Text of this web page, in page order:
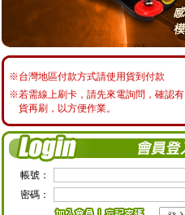
※台灣地區付款方式請使用貨到付款
※若需線上刷卡，請先來電詢問，確認有
貨再刷，以方便作業。
帳號：
密碼：